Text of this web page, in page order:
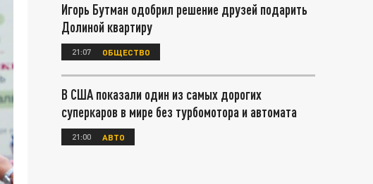
Игорь Бутман одобрил решение друзей подарить
Долиной квартиру
21:07 ОБЩЕСТВО
В США показали один из самых дорогих
суперкаров в мире без турбомотора и автомата
21:00 АВТО